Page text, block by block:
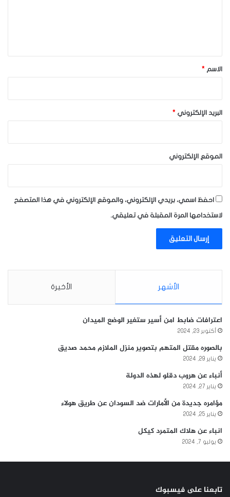
*الاسم *
البريد الإلكتروني *
الموقع الإلكتروني
احفظ اسمي، بريدي الإلكتروني، والموقع الإلكتروني في هذا المتصفح
لاستخدامها المرة المقبلة في تعليقي.
الأشهر الأخيرة
اعترافات ضابط امن أسير ستغير الوضع الميدان
أكتوبر 23, 2024
بالصوره مقتل المتهم بتصوير منزل الملازم محمد صديق
يناير 29, 2024
أنباء عن هروب دقلو لهذه الدولة
يناير 27, 2024
مؤامره جديدة من الأمارات ضد السودان عن طريق هولاء
يناير 25, 2024
انباء عن هلاك المتمرد كيكل
يوليو 7, 2024
تابعنا على فيسبوك